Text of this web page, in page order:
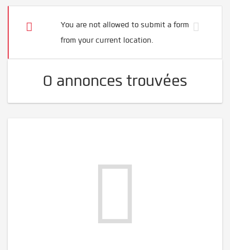
You are not allowed to submit a form
from your current location.
0 annonces trouvées